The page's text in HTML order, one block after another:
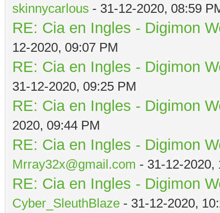
skinnycarlous - 31-12-2020, 08:59
RE: Cia en Ingles - Digimon
12-2020, 09:07 PM
RE: Cia en Ingles - Digimon
31-12-2020, 09:25 PM
RE: Cia en Ingles - Digimon
2020, 09:44 PM
RE: Cia en Ingles - Digimon
Mrray32x@gmail.com - 31-12-2020,
RE: Cia en Ingles - Digimon
Cyber_SleuthBlaze - 31-12-2020,